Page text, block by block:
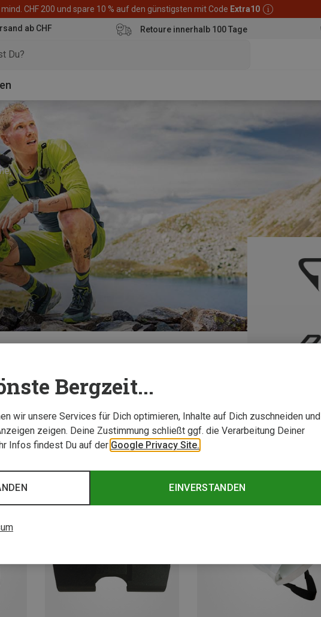
CHF 200 und spare 10 % auf den günstigsten mit Code Extra10
ab CHF
Retoure innerhalb 100 Tage
Bergzeit...
wir unsere Services für Dich optimieren, Inhalte auf Dich zuschneiden und
zeigen. Deine Zustimmung schließt ggf. die Verarbeitung Deiner
Infos findest Du auf der Google Privacy Site.
EINVERSTANDEN